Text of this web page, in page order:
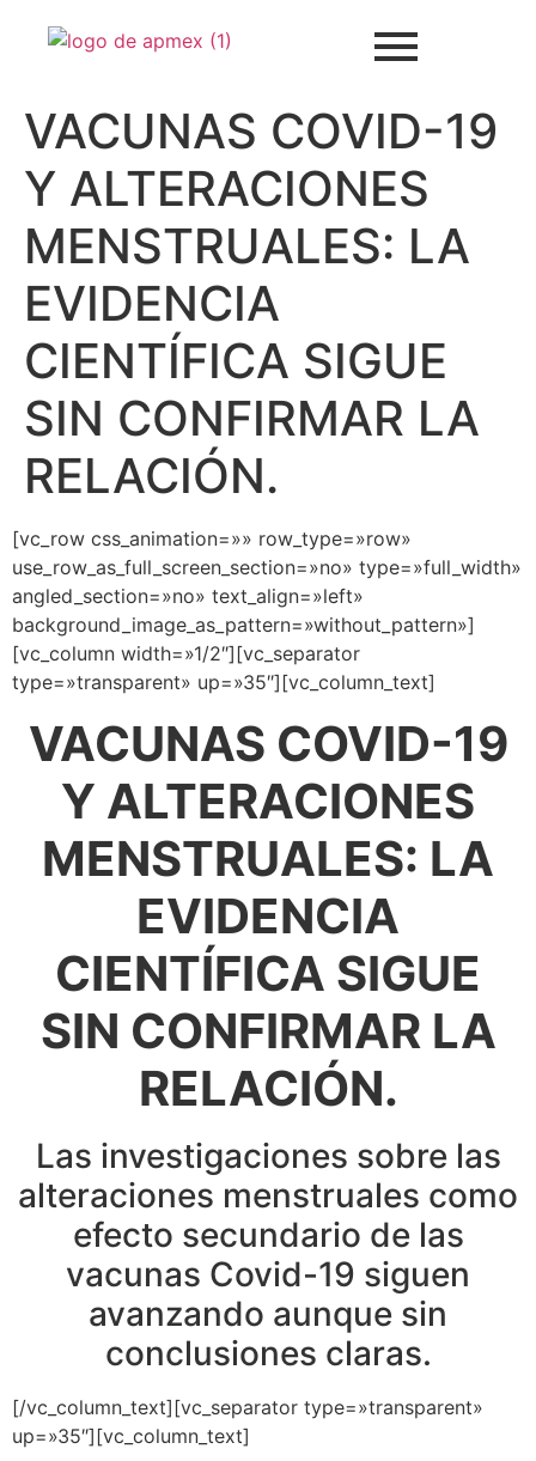
VACUNAS COVID-19
Y ALTERACIONES
MENSTRUALES: LA
EVIDENCIA
CIENTÍFICA SIGUE
SIN CONFIRMAR LA
RELACIÓN.
[vc_row css_animation=»» row_type=»row»
use_row_as_full_screen_section=»no» type=»full_width»
angled_section=»no» text_align=»left»
background_image_as_pattern=»without_pattern»]
[vc_column width=»1/2″][vc_separator
type=»transparent» up=»35″][vc_column_text]
VACUNAS COVID-19
Y ALTERACIONES
MENSTRUALES: LA
EVIDENCIA
CIENTÍFICA SIGUE
SIN CONFIRMAR LA
RELACIÓN.
Las investigaciones sobre las
alteraciones menstruales como
efecto secundario de las
vacunas Covid-19 siguen
avanzando aunque sin
conclusiones claras.
[/vc_column_text][vc_separator type=»transparent»
up=»35″][vc_column_text]